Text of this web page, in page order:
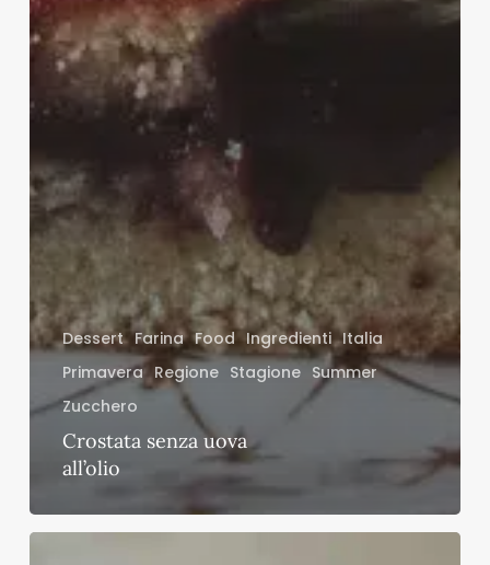
Dessert Farina Food Ingredienti Italia
Primavera Regione Stagione Summer
Zucchero
Crostata senza uova
all’olio